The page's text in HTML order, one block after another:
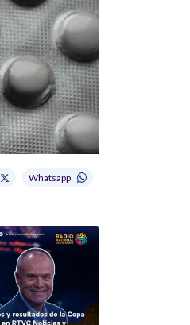
Whatsapp